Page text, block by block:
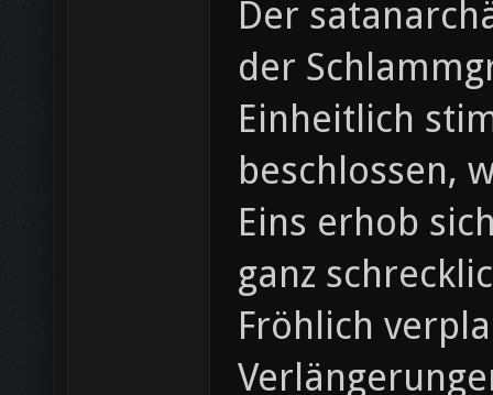
Der
der
Einheitlich
beschlossen,
Eins erhob
ganz
Fröhlich